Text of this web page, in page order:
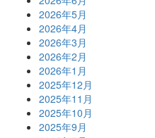
2026年5月
2026年4月
2026年3月
2026年2月
2026年1月
2025年12月
2025年11月
2025年10月
2025年9月